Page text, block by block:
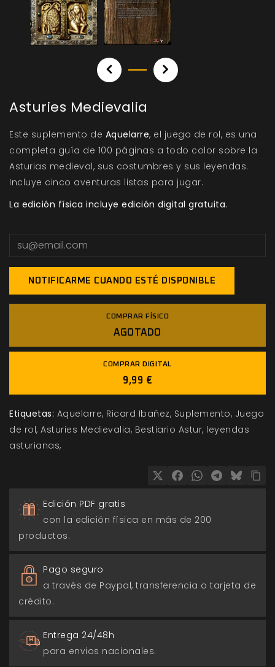
Asturies Medievalia
Este suplemento de Aquelarre, el juego de rol, es una
completa guía de 100 páginas a todo color sobre la
Asturias medieval, sus costumbres y sus leyendas.
Incluye cinco aventuras listas para jugar.
La edición física incluye edición digital gratuita.
NOTIFICARME CUANDO ESTÉ DISPONIBLE
COMPRAR FÍSICO
AGOTADO
COMPRAR DIGITAL
9,99 €
Etiquetas: Aquelarre Ricard Ibañez Suplemento Juego
de rol Asturies Medievalia Bestiario Astur leyendas
asturianas
Edición PDF gratis
con la edición física en más de 200
productos.
Pago seguro
a través de Paypal, transferencia o tarjeta de
crédito.
Entrega 24/48h
para envios nacionales.